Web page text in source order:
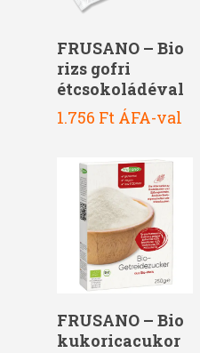
Kosárba Teszem
FRUSANO – Bio
rizs gofri
étcsokoládéval
1.756 Ft ÁFA-val
Kosárba Teszem
FRUSANO – Bio
kukoricacukor